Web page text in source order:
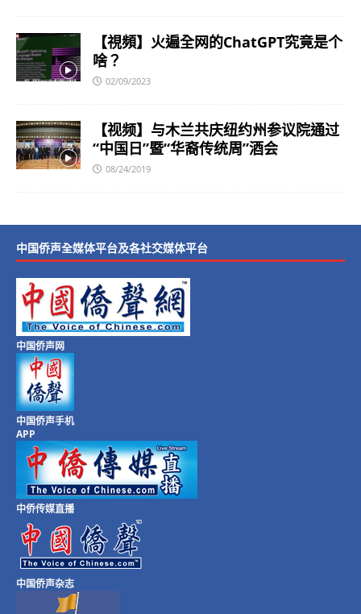
【視頻】火遍全网的ChatGPT究竟是个
啥？
02/09/2023
【视频】与木兰共庆纽约州参议院通过
“中国日”暨“华裔传统周”酒会
08/24/2019
中国侨声全媒体平台及各社交媒体平台
中国侨声网
中国侨声手机
APP
中侨传媒直播
中国侨声杂志